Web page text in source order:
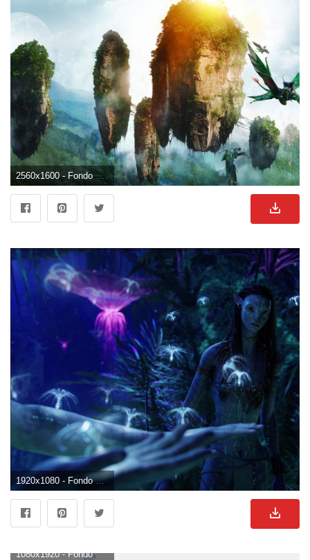
2560x1600 - Fondo de pantalla de 2560x1600. Imágen de Avatar.
1920x1080 - Fondo de pantalla de 1920x1080. Imágen HD 1080p de Avatar.
1080x1920 - Fondo de pantalla de 1080x1920. Imágen de Avatar.